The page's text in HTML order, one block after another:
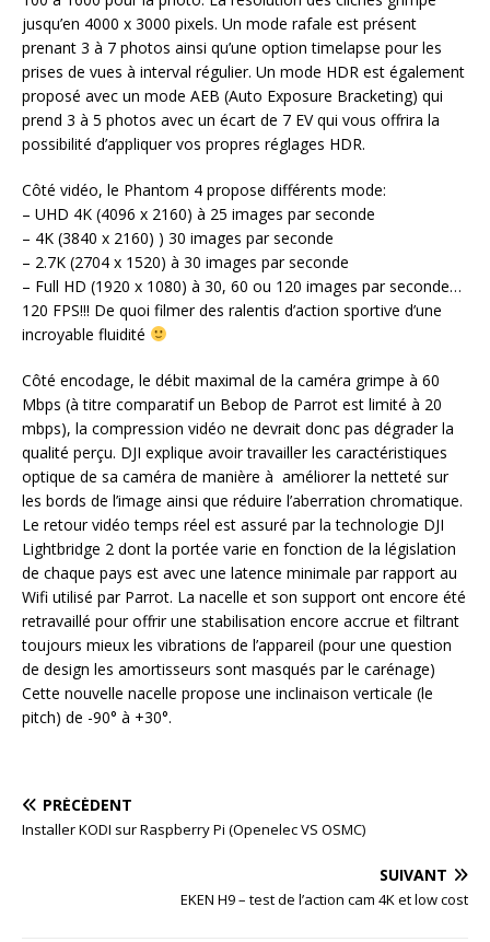
jusqu’en 4000 x 3000 pixels. Un mode rafale est présent
prenant 3 à 7 photos ainsi qu’une option timelapse pour les
prises de vues à interval régulier. Un mode HDR est également
proposé avec un mode AEB (Auto Exposure Bracketing) qui
prend 3 à 5 photos avec un écart de 7 EV qui vous offrira la
possibilité d’appliquer vos propres réglages HDR.
Côté vidéo, le Phantom 4 propose différents mode:
– UHD 4K (4096 x 2160) à 25 images par seconde
– 4K (3840 x 2160) ) 30 images par seconde
– 2.7K (2704 x 1520) à 30 images par seconde
– Full HD (1920 x 1080) à 30, 60 ou 120 images par seconde…
120 FPS!!! De quoi filmer des ralentis d’action sportive d’une
incroyable fluidité
Côté encodage, le débit maximal de la caméra grimpe à 60
Mbps (à titre comparatif un Bebop de Parrot est limité à 20
mbps), la compression vidéo ne devrait donc pas dégrader la
qualité perçu. DJI explique avoir travailler les caractéristiques
optique de sa caméra de manière à améliorer la netteté sur
les bords de l’image ainsi que réduire l’aberration chromatique.
Le retour vidéo temps réel est assuré par la technologie DJI
Lightbridge 2 dont la portée varie en fonction de la législation
de chaque pays est avec une latence minimale par rapport au
Wifi utilisé par Parrot. La nacelle et son support ont encore été
retravaillé pour offrir une stabilisation encore accrue et filtrant
toujours mieux les vibrations de l’appareil (pour une question
de design les amortisseurs sont masqués par le carénage)
Cette nouvelle nacelle propose une inclinaison verticale (le
pitch) de -90° à +30°.
PRÉCÉDENT
Installer KODI sur Raspberry Pi (Openelec VS OSMC)
SUIVANT
EKEN H9 – test de l’action cam 4K et low cost